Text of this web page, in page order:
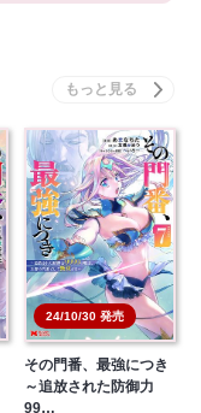
24/10/30 発売
その門番、最強につき
～追放された防御力
99…